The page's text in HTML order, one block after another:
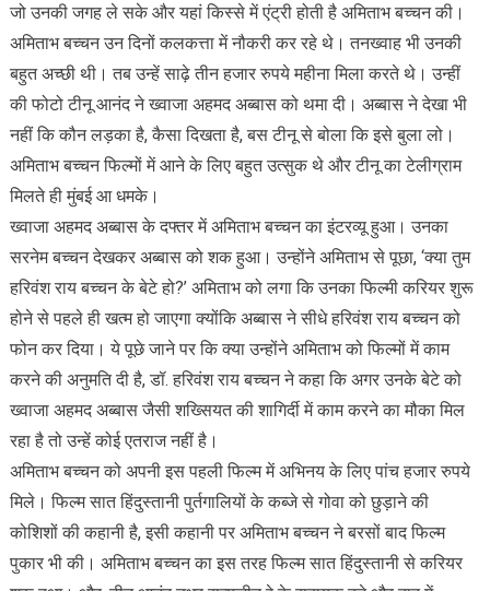
जो उनकी जगह ले सके और यहां किस्से में एंट्री होती है अमिताभ बच्चन की।
अमिताभ बच्चन उन दिनों कलकत्ता में नौकरी कर रहे थे। तनख्वाह भी उनकी
बहुत अच्छी थी। तब उन्हें साढ़े तीन हजार रुपये महीना मिला करते थे। उन्हीं
की फोटो टीनू आनंद ने ख्वाजा अहमद अब्बास को थमा दी। अब्बास ने देखा भी
नहीं कि कौन लड़का है, कैसा दिखता है, बस टीनू से बोला कि इसे बुला लो।
अमिताभ बच्चन फिल्मों में आने के लिए बहुत उत्सुक थे और टीनू का टेलीग्राम
मिलते ही मुंबई आ धमके।
ख्वाजा अहमद अब्बास के दफ्तर में अमिताभ बच्चन का इंटरव्यू हुआ। उनका
सरनेम बच्चन देखकर अब्बास को शक हुआ। उन्होंने अमिताभ से पूछा, ‘क्या तुम
हरिवंश राय बच्चन के बेटे हो?’ अमिताभ को लगा कि उनका फिल्मी करियर शुरू
होने से पहले ही खत्म हो जाएगा क्योंकि अब्बास ने सीधे हरिवंश राय बच्चन को
फोन कर दिया। ये पूछे जाने पर कि क्या उन्होंने अमिताभ को फिल्मों में काम
करने की अनुमति दी है, डॉ. हरिवंश राय बच्चन ने कहा कि अगर उनके बेटे को
ख्वाजा अहमद अब्बास जैसी शख्सियत की शागिर्दी में काम करने का मौका मिल
रहा है तो उन्हें कोई एतराज नहीं है।
अमिताभ बच्चन को अपनी इस पहली फिल्म में अभिनय के लिए पांच हजार रुपये
मिले। फिल्म सात हिंदुस्तानी पुर्तगालियों के कब्जे से गोवा को छुड़ाने की
कोशिशों की कहानी है, इसी कहानी पर अमिताभ बच्चन ने बरसों बाद फिल्म
पुकार भी की। अमिताभ बच्चन का इस तरह फिल्म सात हिंदुस्तानी से करियर